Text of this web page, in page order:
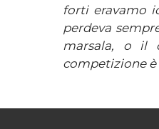
forti eravamo
perdeva
marsala, o il
competizione